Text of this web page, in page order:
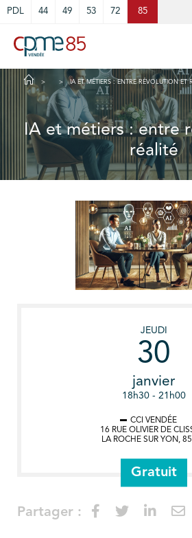
PDL 44 49 53 72 85
IA ET MÉTIERS : ENTRE RÉVOLUTION ET
IA et métiers : entre
réalité
JEUDI
30
janvier
18h30 - 21h00
CCI VENDÉE
16 RUE OLIVIER DE
LA ROCHE SUR YON,
Gratuit
Partager :
Cookies management panel